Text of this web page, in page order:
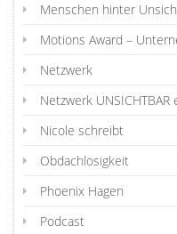
Menschen hinter
Motions Award –
Netzwerk
Netzwerk UNSICHTBAR
Nicole schreibt
Obdachlosigkeit
Phoenix Hagen
Podcast